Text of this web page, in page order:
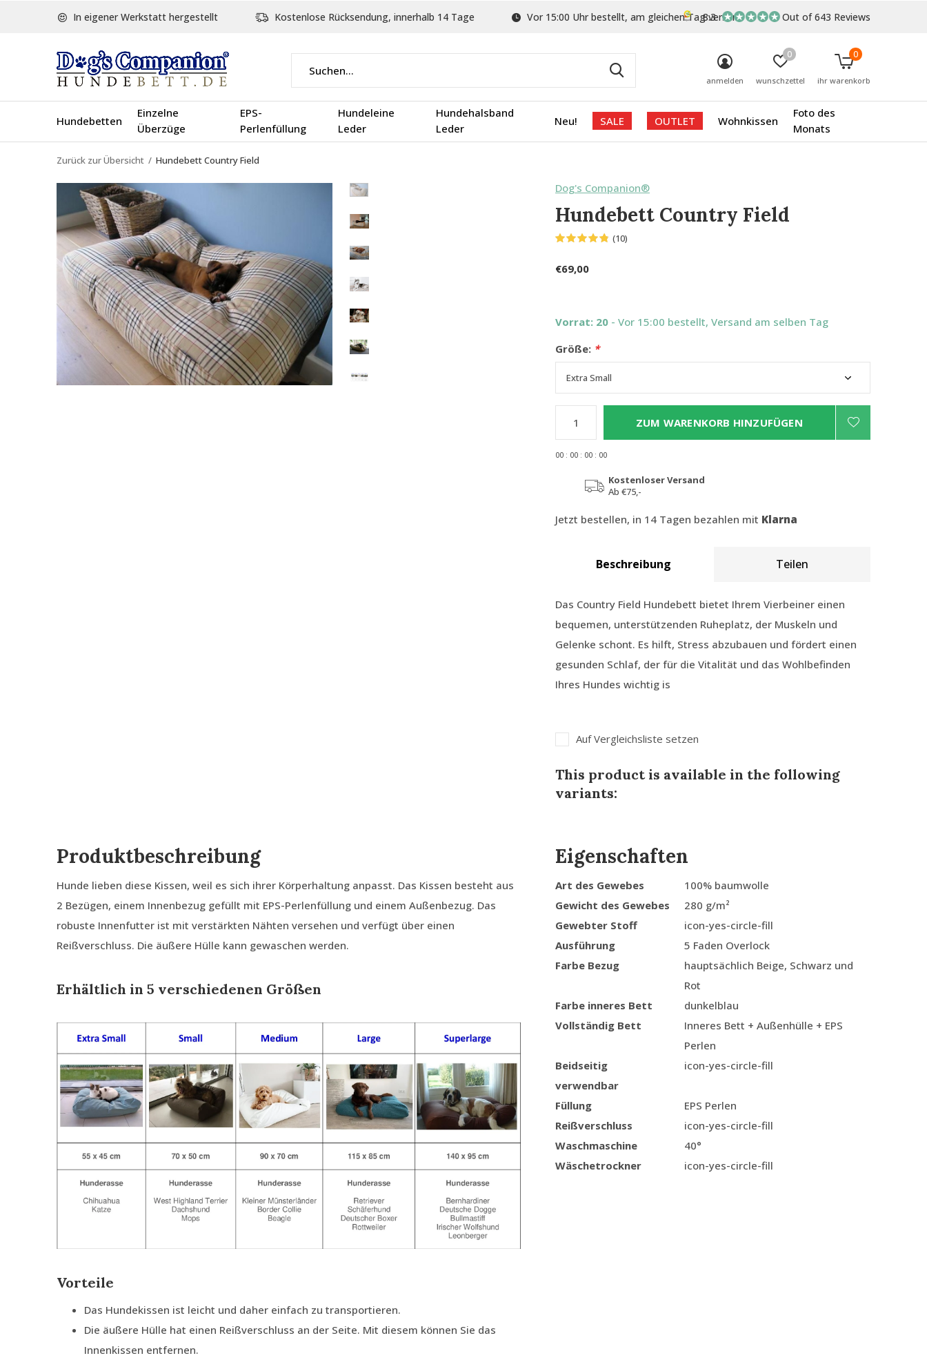
Hundebetten
Einzelne
Überzüge
EPS-
Perlenfüllung
Hundeleine
Leder
Hundehalsband
Leder
Neu! SALE OUTLET Wohnkissen
Foto des
Monats
anmelden wunschzettel
0
ihr warenkorb
0
In eigener Werkstatt hergestellt Kostenlose Rücksendung, innerhalb 14 Tage Vor 15:00 Uhr bestellt, am gleichen Tag versand
8.3 Out of 643 Reviews
Zurück zur Übersicht Hundebett Country Field
Dog's Companion®
Hundebett Country Field
(10)
€69,00
Vorrat: 20 - Vor 15:00 bestellt, Versand am selben Tag
Größe: *
ZUM WARENKORB HINZUFÜGEN
00 : 00 : 00 : 00
Kostenloser Versand
Ab €75,-
Jetzt bestellen, in 14 Tagen bezahlen mit Klarna
Beschreibung Teilen
Das Country Field Hundebett bietet Ihrem Vierbeiner einen
bequemen, unterstützenden Ruheplatz, der Muskeln und
Gelenke schont. Es hilft, Stress abzubauen und fördert einen
gesunden Schlaf, der für die Vitalität und das Wohlbefinden
Ihres Hundes wichtig is
Auf Vergleichsliste setzen
This product is available in the following
variants:
Produktbeschreibung
Hunde lieben diese Kissen, weil es sich ihrer Körperhaltung anpasst. Das Kissen besteht aus
2 Bezügen, einem Innenbezug gefüllt mit EPS-Perlenfüllung und einem Außenbezug. Das
robuste Innenfutter ist mit verstärkten Nähten versehen und verfügt über einen
Reißverschluss. Die äußere Hülle kann gewaschen werden.
Erhältlich in 5 verschiedenen Größen
Vorteile
Das Hundekissen ist leicht und daher einfach zu transportieren.
Die äußere Hülle hat einen Reißverschluss an der Seite. Mit diesem können Sie das
Innenkissen entfernen.
Eigenschaften
Art des Gewebes
100% baumwolle
Gewicht des Gewebes
280 g/m²
Gewebter Stoff
icon-yes-circle-fill
Ausführung
5 Faden Overlock
Farbe Bezug
hauptsächlich Beige, Schwarz und
Rot
Farbe inneres Bett
dunkelblau
Vollständig Bett
Inneres Bett + Außenhülle + EPS
Perlen
Beidseitig
verwendbar
icon-yes-circle-fill
Füllung
EPS Perlen
Reißverschluss
icon-yes-circle-fill
Waschmaschine
40°
Wäschetrockner
icon-yes-circle-fill